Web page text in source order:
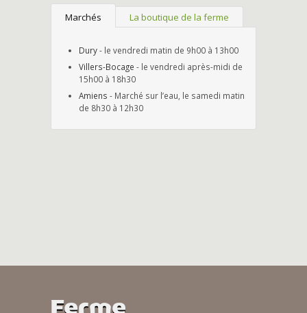
Marchés La boutique de la ferme
Dury- le vendredi matin de 9h00 à 13h00
Villers-Bocage - le vendredi après-midi de
15h00 à 18h30
Amiens - Marché sur l’eau, le samedi matin
de 8h30 à 12h30
Ferme